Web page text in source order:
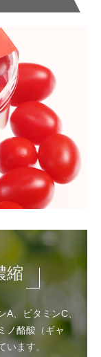
縮
、ビタミンC、
ノ酪酸（ギャ
います。